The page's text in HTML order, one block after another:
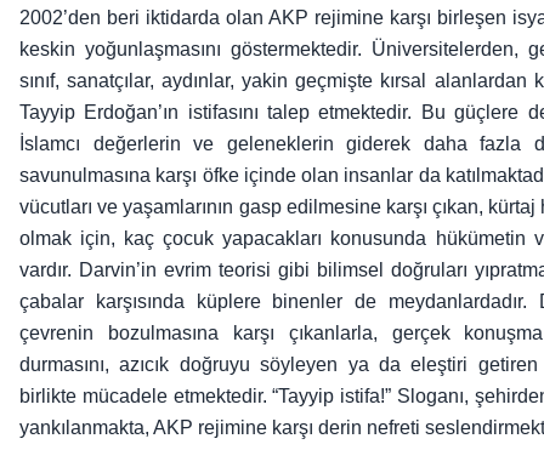
2002’den beri iktidarda olan AKP rejimine karşı birleşen
keskin yoğunlaşmasını göstermektedir.
sınıf, sanatçılar, aydınlar, yakin geçmişte kırsal
Tayyip Erdoğan’ın istifasını talep etmektedir. Bu güçlere
İslamcı değerlerin ve geleneklerin giderek daha fazla
savunulmasına karşı öfke içinde olan insanlar da
vücutları ve yaşamlarının gasp edilmesine karşı çıkan, kürtaj
olmak için, kaç çocuk yapacakları konusunda hükümetin
vardır. Darvin’in evrim teorisi gibi bilimsel doğruları
çabalar karşısında küplere binenler de
çevrenin bozulmasına karşı çıkanlarla, gerçek
durmasını, azıcık doğruyu söyleyen ya da eleştiri
birlikte mücadele etmektedir. “Tayyip istifa!” Sloganı,
yankılanmakta, AKP rejimine karşı derin nefreti